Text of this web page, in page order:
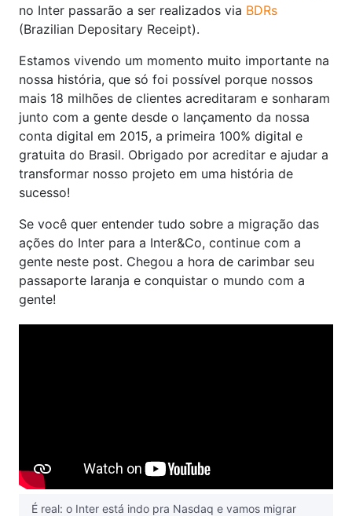
no Inter passarão a ser realizados via BDRs
(Brazilian Depositary Receipt).
Estamos vivendo um momento muito importante na
nossa história, que só foi possível porque nossos
mais 18 milhões de clientes acreditaram e sonharam
junto com a gente desde o lançamento da nossa
conta digital em 2015, a primeira 100% digital e
gratuita do Brasil. Obrigado por acreditar e ajudar a
transformar nosso projeto em uma história de
sucesso!
Se você quer entender tudo sobre a migração das
ações do Inter para a Inter&Co, continue com a
gente neste post. Chegou a hora de carimbar seu
passaporte laranja e conquistar o mundo com a
gente!
É real: o Inter está indo pra Nasdaq e vamos migrar